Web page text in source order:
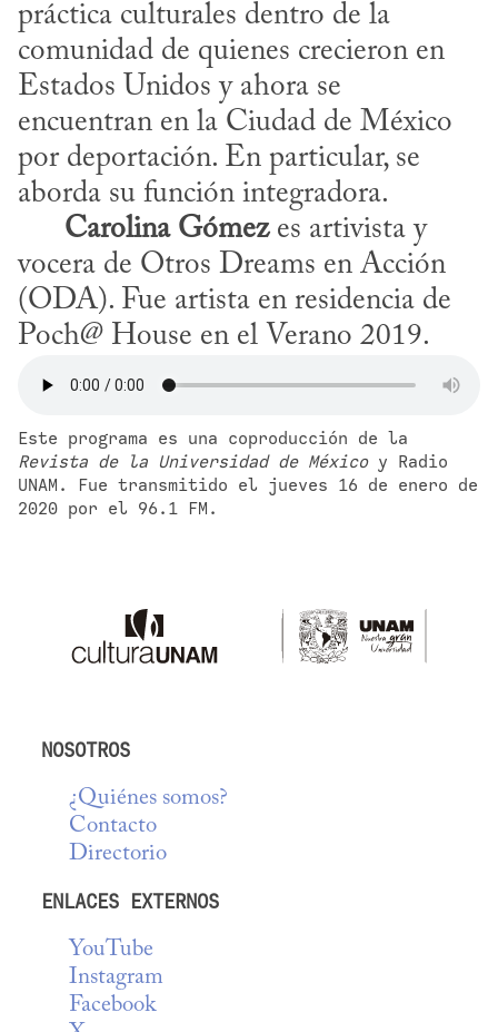
práctica culturales dentro de la
comunidad de quienes crecieron en
Estados Unidos y ahora se
encuentran en la Ciudad de México
por deportación. En particular, se
aborda su función integradora.
Carolina Gómez es artivista y
vocera de Otros Dreams en Acción
(ODA). Fue artista en residencia de
Poch@ House en el Verano 2019.
Revista de la Universidad de México y Radio
UNAM. Fue transmitido el jueves 16 de enero de
2020 por el 96.1 FM.
NOSOTROS
¿Quiénes somos?
Contacto
Directorio
ENLACES EXTERNOS
YouTube
Instagram
Facebook